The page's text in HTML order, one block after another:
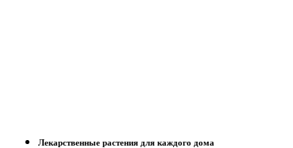
Лекарственные растения для каждого дома